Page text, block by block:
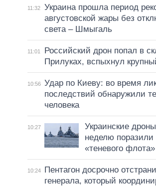
11:32
Украина прошла период
августовской жары без
света – Шмыгаль
11:01
Российский дрон попал в
Прилуках, вспыхнул
10:56 Удар по Киеву: во время
последствий обнаружили
человека
10:27
Украинские
неделю поразили
«теневого
10:24
Пентагон досрочно
генерала, который